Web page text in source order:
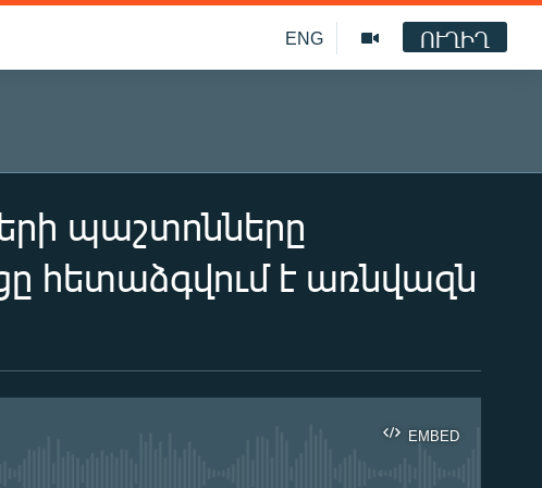
ENG ՈՒՂԻՂ
պաշտոնները
հետաձգվում է առնվազն
EMBED